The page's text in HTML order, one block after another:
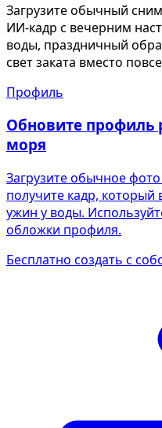
Загрузите обычный
ИИ-кадр с вечерним
воды, праздничный
свет заката вместо
Профиль
Обновите
моря
Загрузите обычное
получите кадр, который
ужин у воды.
обложки профиля.
Бесплатно создать с